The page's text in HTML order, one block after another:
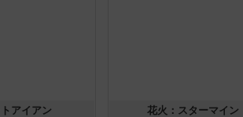
アイアン 花火：スターマイン